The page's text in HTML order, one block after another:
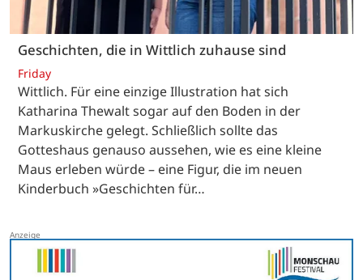
Geschichten, die in Wittlich zuhause sind
Friday
Wittlich. Für eine einzige Illustration hat sich
Katharina Thewalt sogar auf den Boden in der
Markuskirche gelegt. Schließlich sollte das
Gotteshaus genauso aussehen, wie es eine kleine
Maus erleben würde – eine Figur, die im neuen
Kinderbuch »Geschichten für…